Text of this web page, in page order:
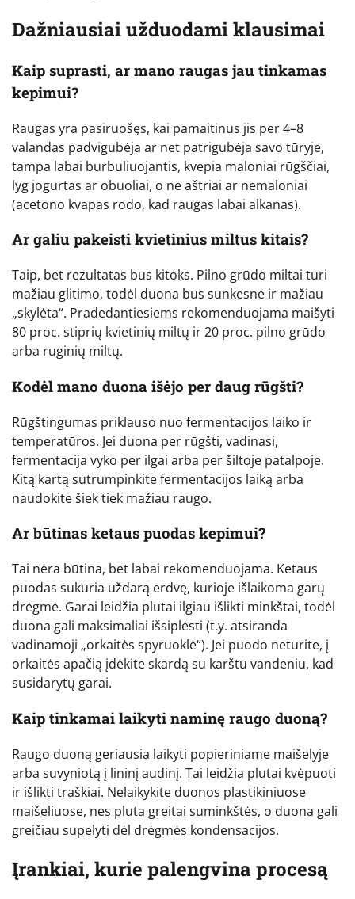
Dažniausiai užduodami klausimai
Kaip suprasti, ar mano raugas jau tinkamas
kepimui?
Raugas yra pasiruošęs, kai pamaitinus jis per 4–8
valandas padvigubėja ar net patrigubėja savo tūryje,
tampa labai burbuliuojantis, kvepia maloniai rūgščiai,
lyg jogurtas ar obuoliai, o ne aštriai ar nemaloniai
(acetono kvapas rodo, kad raugas labai alkanas).
Ar galiu pakeisti kvietinius miltus kitais?
Taip, bet rezultatas bus kitoks. Pilno grūdo miltai turi
mažiau glitimo, todėl duona bus sunkesnė ir mažiau
„skylėta“. Pradedantiesiems rekomenduojama maišyti
80 proc. stiprių kvietinių miltų ir 20 proc. pilno grūdo
arba ruginių miltų.
Kodėl mano duona išėjo per daug rūgšti?
Rūgštingumas priklauso nuo fermentacijos laiko ir
temperatūros. Jei duona per rūgšti, vadinasi,
fermentacija vyko per ilgai arba per šiltoje patalpoje.
Kitą kartą sutrumpinkite fermentacijos laiką arba
naudokite šiek tiek mažiau raugo.
Ar būtinas ketaus puodas kepimui?
Tai nėra būtina, bet labai rekomenduojama. Ketaus
puodas sukuria uždarą erdvę, kurioje išlaikoma garų
drėgmė. Garai leidžia plutai ilgiau išlikti minkštai, todėl
duona gali maksimaliai išsiplėsti (t.y. atsiranda
vadinamoji „orkaitės spyruoklė“). Jei puodo neturite, į
orkaitės apačią įdėkite skardą su karštu vandeniu, kad
susidarytų garai.
Kaip tinkamai laikyti naminę raugo duoną?
Raugo duoną geriausia laikyti popieriniame maišelyje
arba suvyniotą į lininį audinį. Tai leidžia plutai kvėpuoti
ir išlikti traškiai. Nelaikykite duonos plastikiniuose
maišeliuose, nes pluta greitai suminkštės, o duona gali
greičiau supelyti dėl drėgmės kondensacijos.
Įrankiai, kurie palengvina procesą